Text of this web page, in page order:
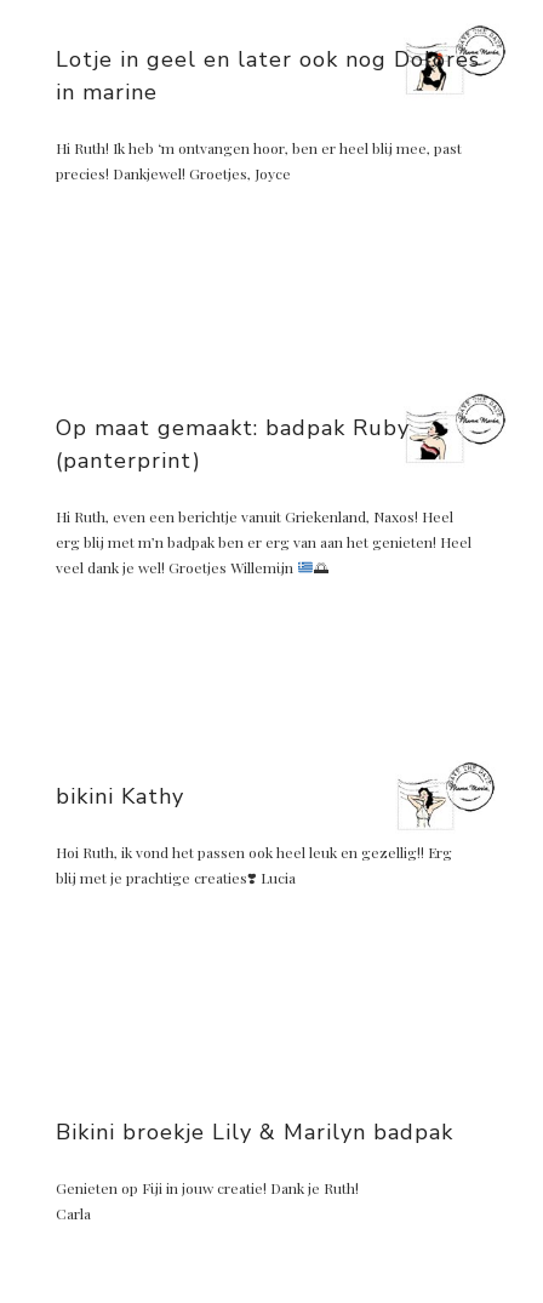
Lotje in geel en later ook nog Dolores
in marine
Hi Ruth! Ik heb ‘m ontvangen hoor, ben er heel blij mee, past
precies! Dankjewel! Groetjes, Joyce
Op maat gemaakt: badpak Ruby
(panterprint)
Hi Ruth, even een berichtje vanuit Griekenland, Naxos! Heel
erg blij met m’n badpak ben er erg van aan het genieten! Heel
veel dank je wel! Groetjes Willemijn
🌅
bikini Kathy
Hoi Ruth, ik vond het passen ook heel leuk en gezellig!! Erg
blij met je prachtige creaties❣️ Lucia
Bikini broekje Lily & Marilyn badpak
Genieten op Fiji in jouw creatie! Dank je Ruth!
Carla